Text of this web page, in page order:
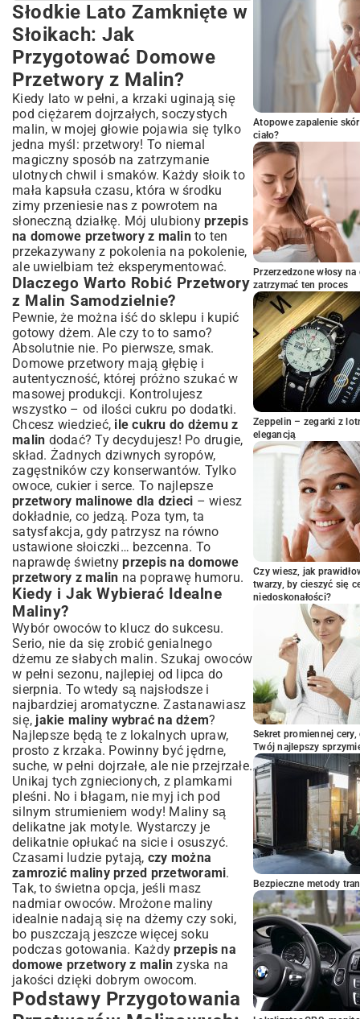
Słodkie Lato Zamknięte w Słoikach: Jak
Przygotować Domowe Przetwory z
Malin?
Dlaczego Warto Robić Przetwory z Malin
Samodzielnie?
Kiedy i Jak Wybierać Idealne Maliny?
Podstawy Przygotowania Przetworów
Malinowych: Niezbędny Sprzęt i Higiena
Akcesoria, Które Ułatwią Pracę
Sekrety Pasteryzacji: Jak Zapewnić
Długotrwałą Świeżość?
Przepisy na Najpopularniejsze Przetwory
z Malin
Klasyczny Dżem Malinowy: Krok po Kroku
Aromatyczna Konfitura Malinowa: Smak
Babcinej Kuchni
Domowy Sok Malinowy: Wzmacniający
Eliksir na Zimę
Malinowy Syrop Idealny do Napojów i
Deserów
Maliny w Całości w Lekkim Syropie:
Prawdziwy Skarb
Kreatywne Wykorzystanie Malin w
Przetworach: Nietypowe Połączenia
Maliny z Innymi Owocami: Jagody,
Porzeczki, Jabłka
Egzotyczne Dodatki: Wanilia, Imbir, Mięta
Przechowywanie Domowych
Przetworów: Gdzie i Jak Długo?
Optymalne Warunki dla Słoików
Kiedy Słoik Mówi „Stop”: Jak Rozpoznać
Zepsute Przetwory?
Podsumowanie: Smak Lata na
Wyciągnięcie Ręki
Słodkie Lato Zamknięte w
Słoikach: Jak
Przygotować Domowe
Przetwory z Malin?
Kiedy lato w pełni, a krzaki uginają się
pod ciężarem dojrzałych, soczystych
malin, w mojej głowie pojawia się tylko
jedna myśl: przetwory! To niemal
magiczny sposób na zatrzymanie
ulotnych chwil i smaków. Każdy słoik to
mała kapsuła czasu, która w środku
zimy przeniesie nas z powrotem na
słoneczną działkę. Mój ulubiony przepis
na domowe przetwory z malinto ten
przekazywany z pokolenia na pokolenie,
ale uwielbiam też eksperymentować.
Dlaczego Warto Robić Przetwory
z Malin Samodzielnie?
Pewnie, że można iść do sklepu i kupić
gotowy dżem. Ale czy to to samo?
Absolutnie nie. Po pierwsze, smak.
Domowe przetwory mają głębię i
autentyczność, której próżno szukać w
masowej produkcji. Kontrolujesz
wszystko – od ilości cukru po dodatki.
Chcesz wiedzieć, ile cukru do dżemu z
malin dodać? Ty decydujesz! Po drugie,
skład. Żadnych dziwnych syropów,
zagęstników czy konserwantów. Tylko
owoce, cukier i serce. To najlepsze
przetwory malinowe dla dzieci – wiesz
dokładnie, co jedzą. Poza tym, ta
satysfakcja, gdy patrzysz na równo
ustawione słoiczki… bezcenna. To
naprawdę świetnyprzepis na domowe
przetwory z malin na poprawę humoru.
Kiedy i Jak Wybierać Idealne
Maliny?
Wybór owoców to klucz do sukcesu.
Serio, nie da się zrobić genialnego
dżemu ze słabych malin. Szukaj owoców
w pełni sezonu, najlepiej od lipca do
sierpnia. To wtedy są najsłodsze i
najbardziej aromatyczne. Zastanawiasz
się, jakie maliny wybrać na dżem?
Najlepsze będą te z lokalnych upraw,
prosto z krzaka. Powinny być jędrne,
suche, w pełni dojrzałe, ale nie przejrzałe.
Unikaj tych zgniecionych, z plamkami
pleśni. No i błagam, nie myj ich pod
silnym strumieniem wody! Maliny są
delikatne jak motyle. Wystarczy je
delikatnie opłukać na sicie i osuszyć.
Czasami ludzie pytają, czy można
zamrozić maliny przed przetworami.
Tak, to świetna opcja, jeśli masz
nadmiar owoców. Mrożone maliny
idealnie nadają się na dżemy czy soki,
bo puszczają jeszcze więcej soku
podczas gotowania. Każdyprzepis na
domowe przetwory z malin zyska na
jakości dzięki dobrym owocom.
Podstawy Przygotowania
Atopowe zapalenie
ciało?
Przerzedzone włosy
zatrzymać ten proces
Zeppelin – zegarki z
elegancją
Czy wiesz, jak
twarzy, by cieszyć się
niedoskonałości?
Sekret promiennej
Twój najlepszy
Bezpieczne metody